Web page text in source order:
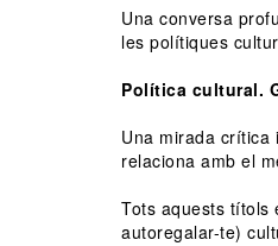
Una conversa
les polítiques
Política cultural.
Una mirada crítica
relaciona amb el
Tots aquests títols
autoregalar-te)